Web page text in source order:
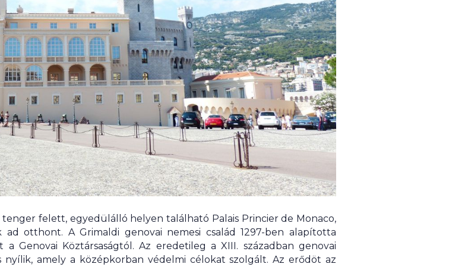
tenger felett, egyedülálló helyen található Palais Princier de Monaco,
otthont. A Grimaldi genovai nemesi család 1297-ben alapította
Genovai Köztársaságtól. Az eredetileg a XIII. században genovai
amely a középkorban védelmi célokat szolgált. Az erődöt az